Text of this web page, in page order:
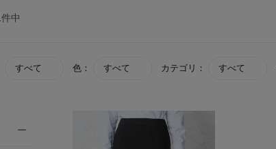
件中
すべて 色： すべて カテゴリ： すべて